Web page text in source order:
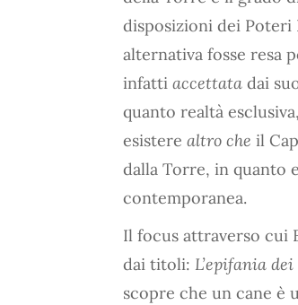
disposizioni dei Poteri
alternativa fosse resa
infatti accettata dai
quanto realtà
esistere altro che il
dalla Torre, in quanto
contemporanea.
Il focus attraverso cui
dai titoli: L’epifania
scopre che un cane è